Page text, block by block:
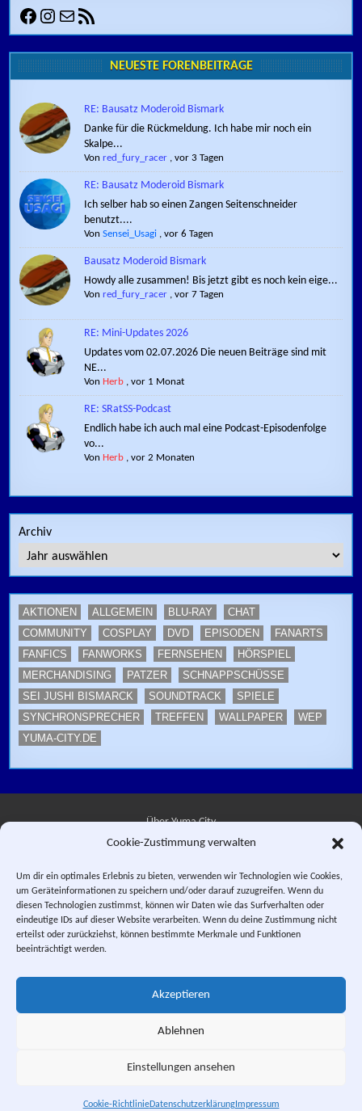
Cookie-Zustimmung verwalten
Um dir ein optimales Erlebnis zu bieten, verwenden wir Technologien wie Cookies,
um Geräteinformationen zu speichern und/oder darauf zuzugreifen. Wenn du
diesen Technologien zustimmst, können wir Daten wie das Surfverhalten oder
eindeutige IDs auf dieser Website verarbeiten. Wenn du deine Zustimmung nicht
erteilst oder zurückziehst, können bestimmte Merkmale und Funktionen
beeinträchtigt werden.
Akzeptieren
Ablehnen
Einstellungen ansehen
Cookie-RichtlinieDatenschutzerklärungImpressum
Facebook
Instagram
E-MailRSS-Feed
NEUESTE FORENBEITRÄGE
RE: Bausatz Moderoid Bismark
Danke für die Rückmeldung. Ich habe mir noch ein
Skalpe...
Vonred_fury_racer ,vor 3 Tagen
RE: Bausatz Moderoid Bismark
Ich selber hab so einen Zangen Seitenschneider
benutzt....
VonSensei_Usagi ,vor 6 Tagen
Bausatz Moderoid Bismark
Howdy alle zusammen! Bis jetzt gibt es noch kein eige...
Vonred_fury_racer ,vor 7 Tagen
RE: Mini-Updates 2026
Updates vom 02.07.2026 Die neuen Beiträge sind mit
NE...
Von Herb ,vor 1 Monat
RE: SRatSS-Podcast
Endlich habe ich auch mal eine Podcast-Episodenfolge
vo...
Von Herb ,vor 2 Monaten
Archiv
AKTIONEN ALLGEMEIN BLU-RAY
CHAT
COMMUNITY
COSPLAY DVD EPISODEN
FANARTS
FANFICS
FANWORKS FERNSEHEN
HÖRSPIEL
MERCHANDISING
PATZER
SCHNAPPSCHÜSSE
SEI JUSHI BISMARCK
SOUNDTRACK
SPIELE
SYNCHRONSPRECHER
TREFFEN WALLPAPER
WEP
YUMA-CITY.DE
Über Yuma City
Datenschutzerklärung
Impressum
Instagram
E-Mail
RSS-Feed
Bismarck" © 1984 PIERROT.
stated, © Yuma City.